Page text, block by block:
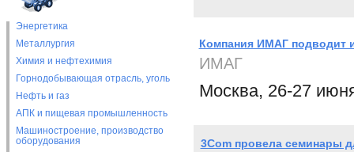
Энергетика
Металлургия
Химия и нефтехимия
Горнодобывающая отрасль, уголь
Нефть и газ
АПК и пищевая промышленность
Машиностроение, производство
оборудования
Компания ИМАГ подводит
ИМАГ
Москва, 26-27
3Com провела семинары